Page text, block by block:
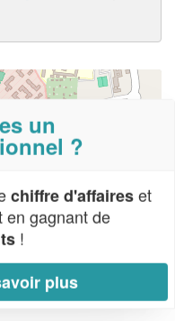
contributors,
un
?
chiffre d'affaireset
en gagnant de
!
plus